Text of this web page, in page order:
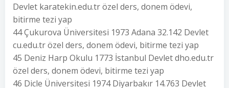
Devlet karatekin.edu.tr özel ders, donem ödevi,
bitirme tezi yap
44 Çukurova Üniversitesi 1973 Adana 32.142 Devlet
cu.edu.tr özel ders, donem ödevi, bitirme tezi yap
45 Deniz Harp Okulu 1773 İstanbul Devlet dho.edu.tr
özel ders, donem ödevi, bitirme tezi yap
46 Dicle Üniversitesi 1974 Diyarbakır 14.763 Devlet